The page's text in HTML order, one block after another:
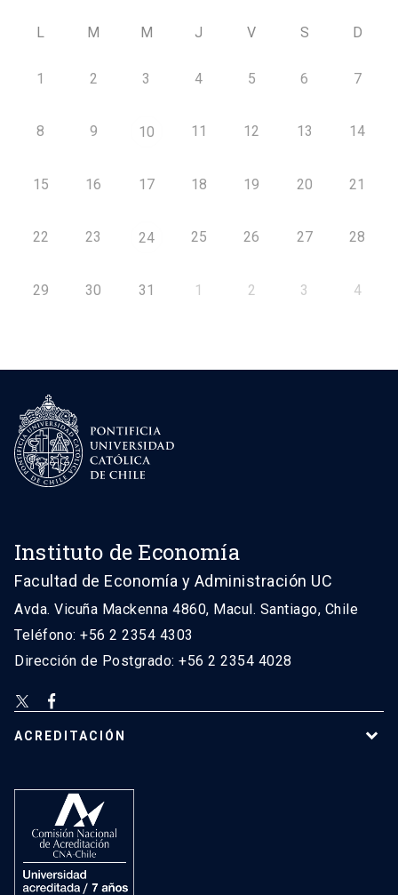
L M M J V S D
1 2 3 4 5 6 7
8 9 10 11 12 13 14
15 16 17 18 19 20 21
22 23 24 25 26 27 28
29 30 31 1 2 3 4
Instituto de Economía
Facultad de Economía y Administración UC
Avda. Vicuña Mackenna 4860, Macul. Santiago, Chile
Teléfono: +56 2 2354 4303
Dirección de Postgrado: +56 2 2354 4028
ACREDITACIÓN